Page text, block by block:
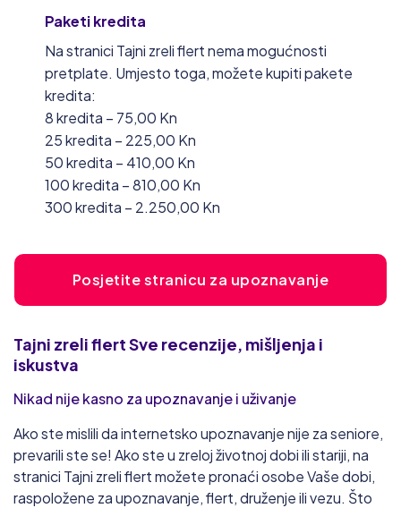
Paketi kredita
Na stranici Tajni zreli flert nema mogućnosti
pretplate. Umjesto toga, možete kupiti pakete
kredita:
8 kredita – 75,00 Kn
25 kredita – 225,00 Kn
50 kredita – 410,00 Kn
100 kredita – 810,00 Kn
300 kredita – 2.250,00 Kn
Posjetite stranicu za upoznavanje
Tajni zreli flertSve recenzije, mišljenja i
iskustva
Nikad nije kasno za upoznavanje i uživanje
Ako ste mislili da internetsko upoznavanje nije za seniore,
prevarili ste se! Ako ste u zreloj životnoj dobi ili stariji, na
stranici Tajni zreli flert možete pronaći osobe Vaše dobi,
raspoložene za upoznavanje, flert, druženje ili vezu. Što